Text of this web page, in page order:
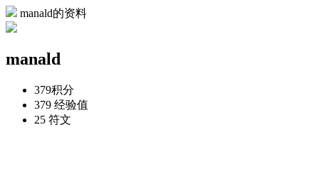
manald的资料
manald
379积分
379 经验值
25 符文